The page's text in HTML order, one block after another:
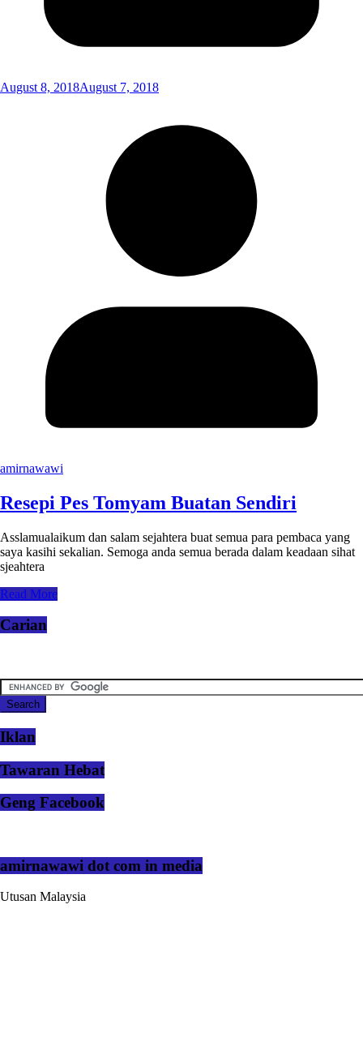
August 8, 2018August 7, 2018
amirnawawi
Resepi Pes Tomyam Buatan Sendiri
Asslamualaikum dan salam sejahtera buat semua para pembaca yang
saya kasihi sekalian. Semoga anda semua berada dalam keadaan sihat
sjeahtera
Read More
Carian
Iklan
Tawaran Hebat
Geng Facebook
amirnawawi dot com in media
Utusan Malaysia